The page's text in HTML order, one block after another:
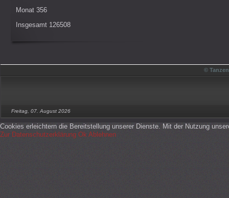
Monat 356
Insgesamt 126508
©
Freitag, 07. August 2026
Cookies erleichtern die Bereitstellung unserer Dienste. Mit der Nutzung
Zur Datenschutzerklärung Ok Ablehnen